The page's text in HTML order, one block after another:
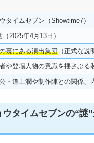
タイムセブン（Showtime7）
（2025年4月13日）
裏にある演出集団 （正式な説
や登場人物の意識を揺さぶる
・道上潤や制作陣との関係、
ウタイムセブンの“謎